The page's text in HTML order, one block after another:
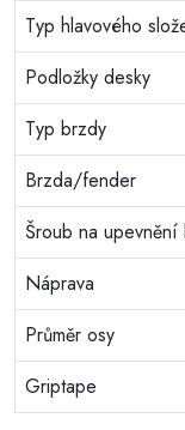
Typ hlavového
Podložky desky
Typ brzdy
Brzda/fender
Šroub na upevnění
Náprava
Průměr osy
Griptape